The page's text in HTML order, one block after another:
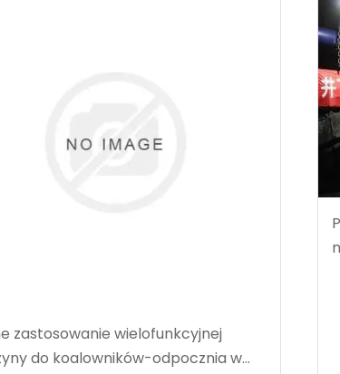
zastosowanie wielofunkcyjnej
do koalowników-odpocznia w